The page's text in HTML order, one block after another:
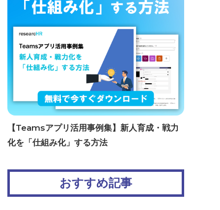
【Teamsアプリ活用事例集】新人育成・戦力
化を「仕組み化」する方法
おすすめ記事